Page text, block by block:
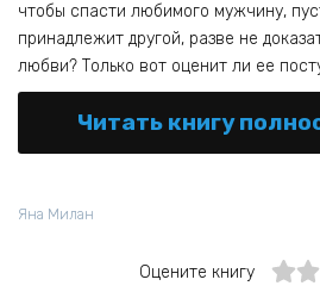
чтобы спасти любимого мужчину,
принадлежит другой, разве не
любви? Только вот оценит ли ее
Читать книгу
Яна Милан
Оцените книгу